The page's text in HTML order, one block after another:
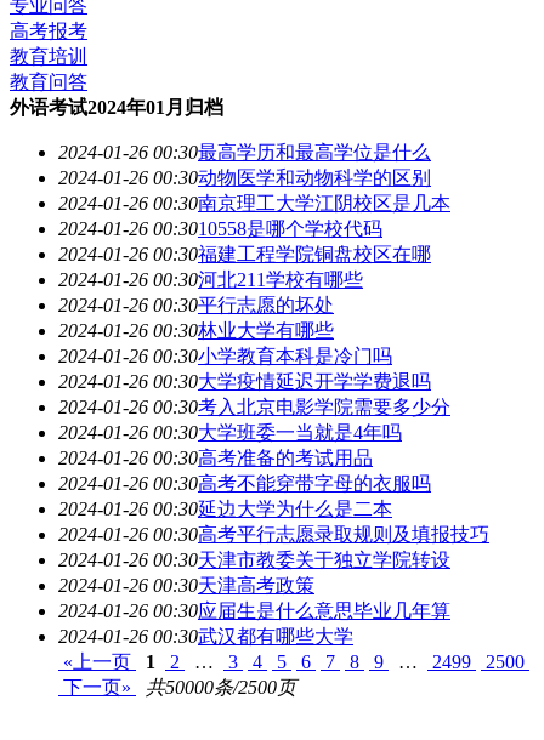
专业问答
高考报考
教育培训
教育问答
外语考试2024年01月归档
2024-01-26 00:30最高学历和最高学位是什么
2024-01-26 00:30动物医学和动物科学的区别
2024-01-26 00:30南京理工大学江阴校区是几本
2024-01-26 00:3010558是哪个学校代码
2024-01-26 00:30福建工程学院铜盘校区在哪
2024-01-26 00:30河北211学校有哪些
2024-01-26 00:30平行志愿的坏处
2024-01-26 00:30林业大学有哪些
2024-01-26 00:30小学教育本科是冷门吗
2024-01-26 00:30大学疫情延迟开学学费退吗
2024-01-26 00:30考入北京电影学院需要多少分
2024-01-26 00:30大学班委一当就是4年吗
2024-01-26 00:30高考准备的考试用品
2024-01-26 00:30高考不能穿带字母的衣服吗
2024-01-26 00:30延边大学为什么是二本
2024-01-26 00:30高考平行志愿录取规则及填报技巧
2024-01-26 00:30天津市教委关于独立学院转设
2024-01-26 00:30天津高考政策
2024-01-26 00:30应届生是什么意思毕业几年算
2024-01-26 00:30武汉都有哪些大学
«上一页
1 2 … 3 4 5 6 7 8 9 … 2499
2500
下一页»
共50000条/2500页